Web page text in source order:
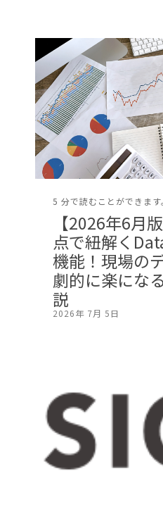
5 分で読むことができます
【2026年6月
点で紐解く
機能！現場の
劇的に楽にな
説
2026年 7月 5日